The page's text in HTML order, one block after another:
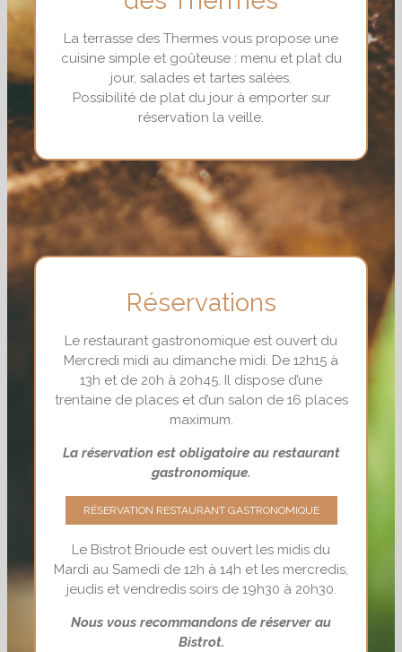
La terrasse des Thermes vous propose une
cuisine simple et goûteuse : menu et plat du
jour, salades et tartes salées.
Possibilité de plat du jour à emporter sur
réservation la veille.
Réservations
Le restaurant gastronomique est ouvert du
Mercredi midi au dimanche midi. De 12h15 à
13h et de 20h à 20h45. Il dispose d’une
trentaine de places et d’un salon de 16 places
maximum.
La réservation est obligatoire au restaurant
gastronomique.
RÉSERVATION RESTAURANT GASTRONOMIQUE
Le Bistrot Brioude est ouvert les midis du
Mardi au Samedi de 12h à 14h et les mercredis,
jeudis et vendredis soirs de 19h30 à 20h30.
Nous vous recommandons de réserver au
Bistrot.